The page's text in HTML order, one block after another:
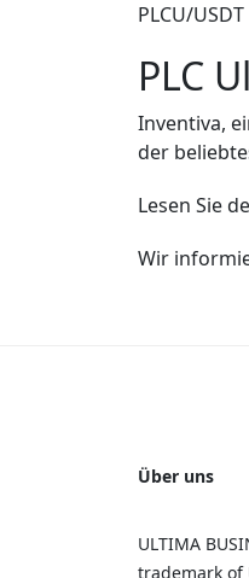
PLCU/
PLC
Inventiva,
der
Lesen Sie
Wir
Über uns
ULTIMA
trademark of